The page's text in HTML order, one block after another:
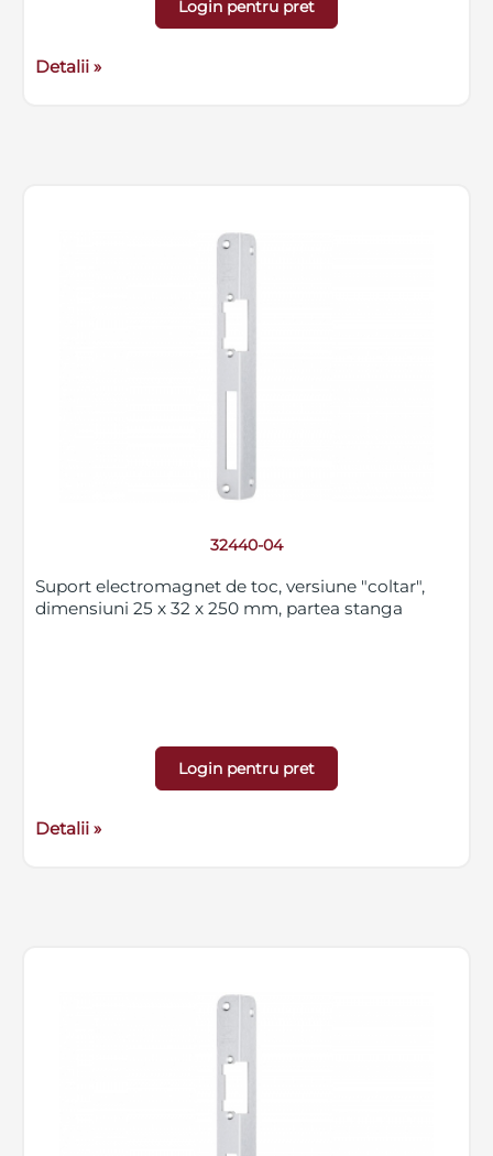
Login pentru pret
Detalii »
32440-04
Suport electromagnet de toc, versiune "coltar",
dimensiuni 25 x 32 x 250 mm, partea stanga
Login pentru pret
Detalii »